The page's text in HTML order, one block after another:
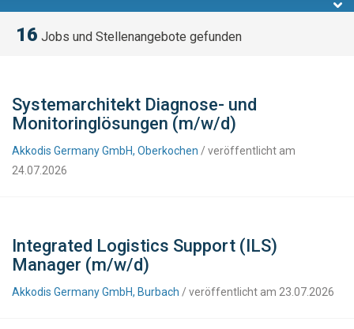
16 Jobs und Stellenangebote gefunden
Systemarchitekt Diagnose- und
Monitoringlösungen (m/w/d)
Akkodis Germany GmbH, Oberkochen / veröffentlicht am
24.07.2026
Integrated Logistics Support (ILS)
Manager (m/w/d)
Akkodis Germany GmbH, Burbach / veröffentlicht am 23.07.2026